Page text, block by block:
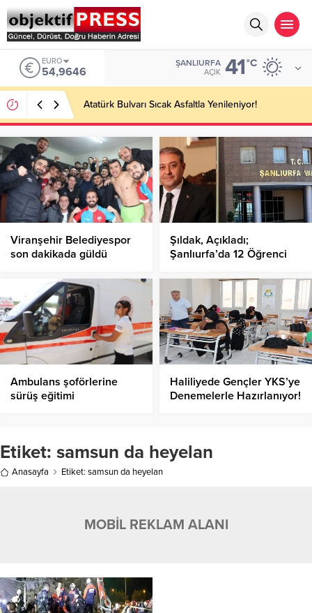
EURO
54,9646
ŞANLIURFA
AÇIK 41°C
Atatürk Bulvarı Sıcak Asfaltla Yenileniyor!
Viranşehir Belediyespor
son dakikada güldü
Şıldak, Açıkladı;
Şanlıurfa’da 12 Öğrenci
Puan Aldı!
Ambulans şoförlerine
sürüş eğitimi
Haliliyede Gençler YKS’ye
Denemelerle Hazırlanıyor!
Etiket: samsun da heyelan
Anasayfa Etiket: samsun da heyelan
MOBİL REKLAM ALANI